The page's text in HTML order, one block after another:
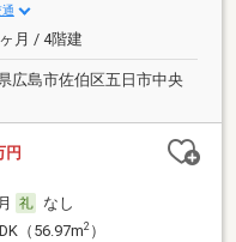
月 / 4階建
広島市佐伯区五日市中央
円
なし
（56.97m2）